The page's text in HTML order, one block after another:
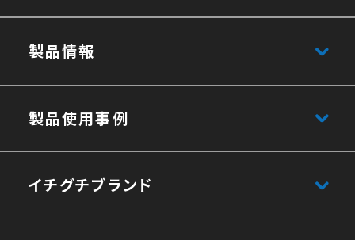
製品情報
製品使用事例
イチグチブランド